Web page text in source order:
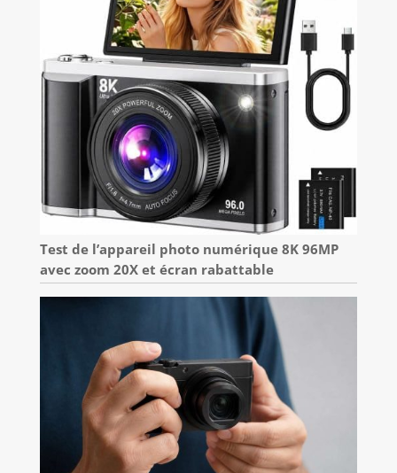
Test de l’appareil photo numérique 8K 96MP
avec zoom 20X et écran rabattable